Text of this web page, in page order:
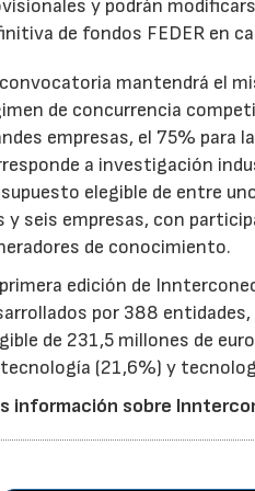
y podrán
de fondos FEDER en
mantendrá el
de concurrencia
empresas, el 75% para
a investigación
elegible de entre
y seis empresas, con
de conocimiento.
edición de
por 388
de 231,5 millones de
(21,6%) y
información sobre